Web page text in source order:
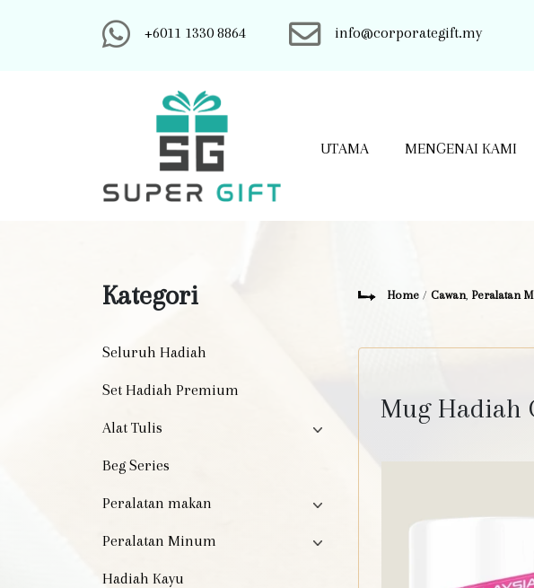
+6011 1330 8864 info@corporategift.my
UTAMA MENGENAI KAMI
Kategori
Seluruh Hadiah
Set Hadiah Premium
Alat Tulis
Beg Series
Peralatan makan
Peralatan Minum
Hadiah Kayu
Home / Cawan Peralatan
Mug Hadiah